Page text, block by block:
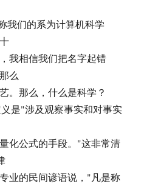
我们的系为计算机科学
我相信我们把名字起错
么
。那么，什么是科学？
是"涉及观察事实和对事实
化公式的手段。"这非常清
业的民间谚语说，"凡是称